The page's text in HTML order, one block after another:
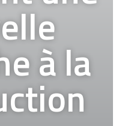
à la